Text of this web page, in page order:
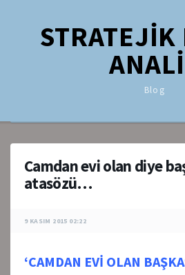
STRATEJİK
Blog
Camdan evi olan diye
atasözü…
9 KASIM 2015 02:22
‘CAMDAN EVİ OLAN